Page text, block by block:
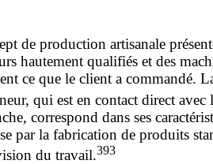
de production artisanale
hautement qualifiés et des
ce que le client a commandé.
qui est en contact direct avec
correspond dans ses
par la fabrication de produits
du travail.393